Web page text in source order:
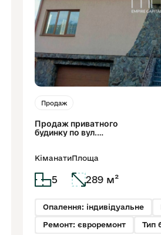
Продаж
Продаж приватного
будинку по вул.
Кіманати
5
Площа
289 м²
Опалення: індивідуальне
Ремонт: євроремонт Тип